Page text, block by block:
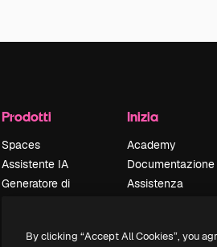
Prodotti
Spaces
Assistente IA
Generatore di
Inizia
Academy
Documentazione
Assistenza
Politica sulla
By clicking “Accept All Cookies”, you